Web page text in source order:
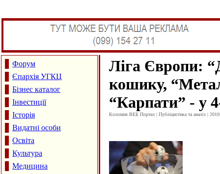
Форум
Єпархія УГКЦ
Бізнес каталог
Інвестиції
Історія
Видатні особи
Освіта
Культура
Медицина
Ліга Європи:
кошику,
“Карпати” - у
Коломия ВЕБ Портал | Публіцистика та аналіз |